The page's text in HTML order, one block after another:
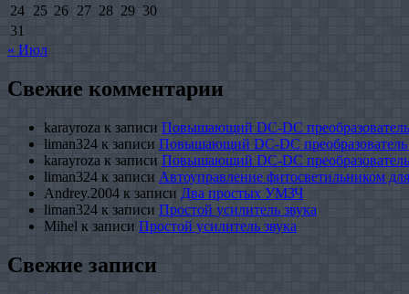
24 25 26 27 28 29 30
31
« Июл
Свежие комментарии
karayroza к записи Повышающий DC-DC
liman324 к записи Повышающий DC-DC
karayroza к записи Повышающий DC-DC
liman324 к записи Автоуправление фитосветильником
Andrey.2004 к записи Два простых УМЗЧ
liman324 к записи Простой усилитель звука
Mihel к записи Простой усилитель звука
Свежие записи